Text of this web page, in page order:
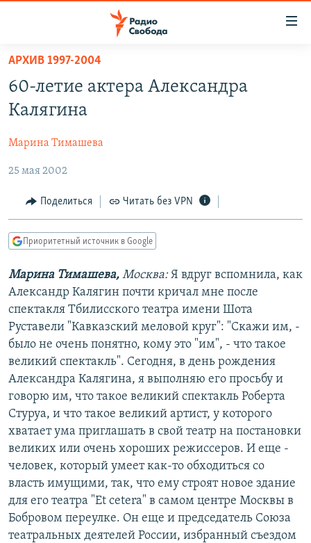
упрощенного
доступа
Вернуться
основному
Вернутся
главной
навигации
Вернутся
поиску
ЦИТАТЫ СВОБОДЫ
МНЕНИЯ
КУЛЬТУРА
IDEL.РЕАЛИИ
КАВКАЗ.РЕАЛИИ
СЕВЕР.РЕАЛИИ
СИБИРЬ.РЕАЛИИ
РАСПИСАНИЕ ВЕЩАНИЯ
ПОДПИШИТЕСЬ НА РАССЫЛКУ
СОЦИАЛЬНЫЕ СЕТИ
Все сайты РСЕ/РС
АРХИВ 1997-2004
60-летие актера Александра
Калягина
Марина Тимашева
25 мая 2002
Поделиться Читать без VPN
Приоритетный источник в Google
Марина Тимашева, Москва:Я вдруг вспомнила, как
Александр Калягин почти кричал мне после
спектакля Тбилисского театра имени Шота
Руставели "Кавказский меловой круг": "Скажи им, -
было не очень понятно, кому это "им", - что такое
великий спектакль". Сегодня, в день рождения
Александра Калягина, я выполняю его просьбу и
говорю им, что такое великий спектакль Роберта
Стуруа, и что такое великий артист, у которого
хватает ума приглашать в свой театр на постановки
великих или очень хороших режиссеров. И еще -
человек, который умеет как-то обходиться со
власть имущими, так, что ему строят новое здание
для его театра "Еt cetera" в самом центре Москвы в
Бобровом переулке. Он еще и председатель Союза
театральных деятелей России, избранный съездом